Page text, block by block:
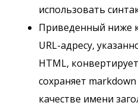
использовать
Приведенный ниже
URL-адресу,
HTML,
сохраняет
качестве имени